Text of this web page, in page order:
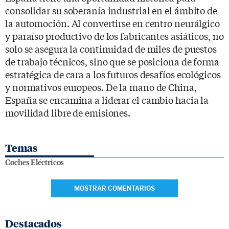
consolidar su soberanía industrial en el ámbito de
la automoción. Al convertirse en centro neurálgico
y paraíso productivo de los fabricantes asiáticos, no
solo se asegura la continuidad de miles de puestos
de trabajo técnicos, sino que se posiciona de forma
estratégica de cara a los futuros desafíos ecológicos
y normativos europeos. De la mano de China,
España se encamina a liderar el cambio hacia la
movilidad libre de emisiones.
Temas
Coches Eléctricos
MOSTRAR COMENTARIOS
Destacados